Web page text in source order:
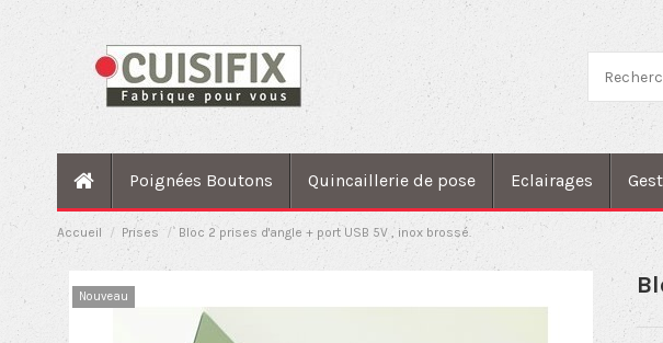
Poignées Boutons Quincaillerie de pose Eclairages
Accueil Prises Bloc 2 prises d'angle + port USB 5V , inox brossé.
Nouveau